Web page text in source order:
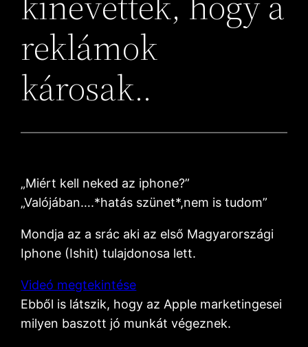
reklámok
károsak..
„Miért kell neked az iphone?”
„Valójában….*hatás szünet*,nem is tudom”
Mondja az a srác aki az első Magyarországi
Iphone (Ishit) tulajdonosa lett.
Videó megtekintése
Ebből is látszik, hogy az Apple marketingesei
milyen baszott jó munkát végeznek.